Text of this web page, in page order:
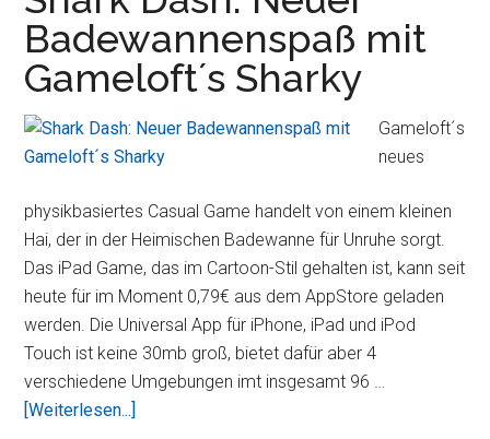
Projektor
von
BenQ
für
iOS
Geräte
Badewannenspaß mit
Gameloft´s Sharky
Gameloft´s
neues
physikbasiertes Casual Game handelt von einem kleinen
Hai, der in der Heimischen Badewanne für Unruhe sorgt.
Das iPad Game, das im Cartoon-Stil gehalten ist, kann seit
heute für im Moment 0,79€ aus dem AppStore geladen
werden. Die Universal App für iPhone, iPad und iPod
Touch ist keine 30mb groß, bietet dafür aber 4
verschiedene Umgebungen imt insgesamt 96 …
[Weiterlesen...]